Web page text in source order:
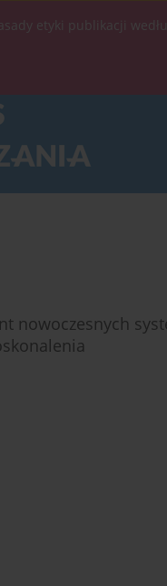
etyki publikacji
nowoczesnych